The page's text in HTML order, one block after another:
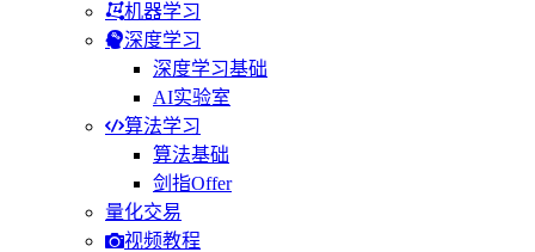
机器学习
深度学习
深度学习基础
AI实验室
算法学习
算法基础
剑指Offer
量化交易
视频教程